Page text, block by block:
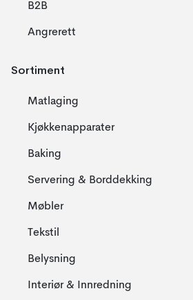
B2B
Angrerett
Sortiment
Matlaging
Kjøkkenapparater
Baking
Servering & Borddekking
Møbler
Tekstil
Belysning
Interiør & Innredning